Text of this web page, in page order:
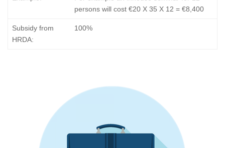
persons will cost €20 X 35 X 12 = €8,400
Subsidy from
HRDA:
100%